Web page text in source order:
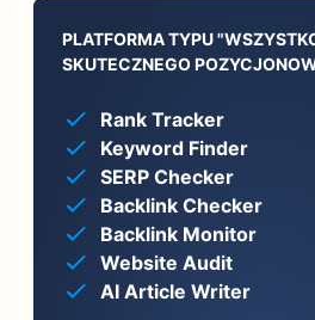
PLATFORMA TYPU
SKUTECZNEGO
Rank Tracker
Keyword Finder
SERP Checker
Backlink Checker
Backlink Monitor
Website Audit
AI Article Writer